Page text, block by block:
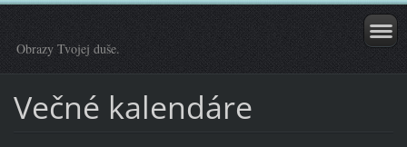
Obrazy Tvojej duše.
Večné kalendáre